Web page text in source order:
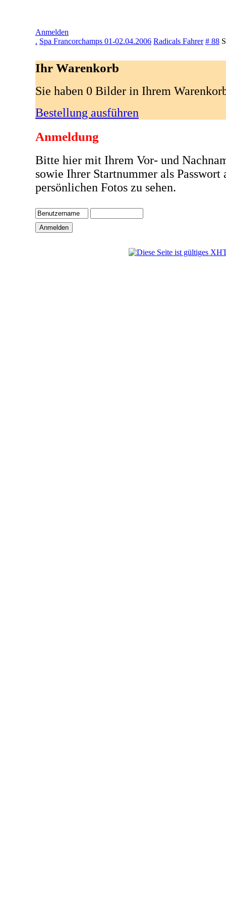
Anmelden
. Spa Francorchamps 01-02.04.2006 Radicals Fahrer # 88
Ihr Warenkorb
Sie haben 0 Bilder in Ihrem
Bestellung ausführen
Anmeldung
Bitte hier mit Ihrem Vor- und
sowie Ihrer Startnummer als Passwort
persönlichen Fotos zu sehen.